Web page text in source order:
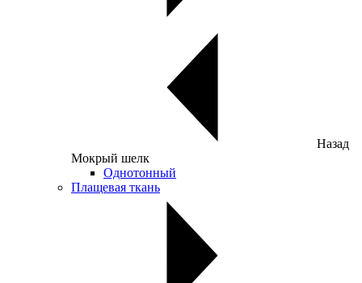
Назад
Мокрый шелк
Однотонный
Плащевая ткань